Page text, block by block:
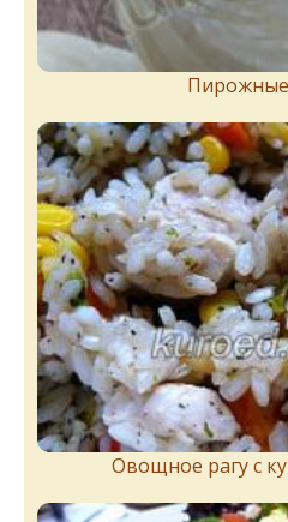
Овощное рагу с